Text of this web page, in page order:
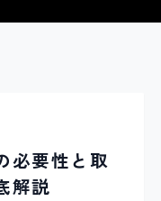
必要性と取
解説